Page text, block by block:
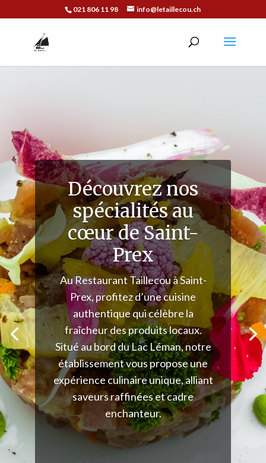
021 806 11 98 info@letaillecou.ch
Découvrez nos
spécialités au
cœur de Saint-
Prex
Au Restaurant Taillecou à Saint-
Prex, profitez d’une cuisine
authentique qui célèbre la
fraîcheur des produits locaux.
Situé au bord du Lac Léman, notre
établissement vous propose une
expérience culinaire unique, alliant
saveurs raffinées et cadre
enchanteur.